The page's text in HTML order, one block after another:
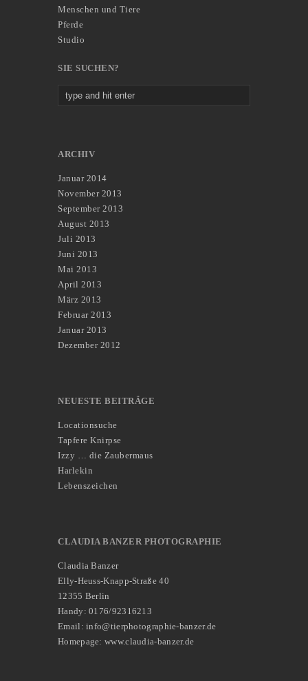
Menschen und Tiere
Pferde
Studio
SIE SUCHEN?
ARCHIV
Januar 2014
November 2013
September 2013
August 2013
Juli 2013
Juni 2013
Mai 2013
April 2013
März 2013
Februar 2013
Januar 2013
Dezember 2012
NEUESTE BEITRÄGE
Locationsuche
Tapfere Knirpse
Izzy … die Zaubermaus
Harlekin
Lebenszeichen
CLAUDIA BANZER PHOTOGRAPHIE
Claudia Banzer
Elly-Heuss-Knapp-Straße 40
12355 Berlin
Handy: 0176/92316213
Email: info@tierphotographie-banzer.de
Homepage: www.claudia-banzer.de